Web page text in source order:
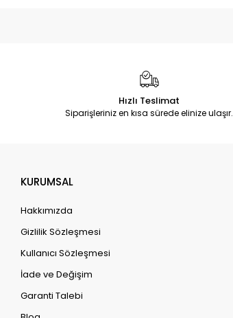
Hızlı Teslimat
Siparişleriniz en kısa sürede elinize ulaşır.
KURUMSAL
Hakkımızda
Gizlilik Sözleşmesi
Kullanıcı Sözleşmesi
İade ve Değişim
Garanti Talebi